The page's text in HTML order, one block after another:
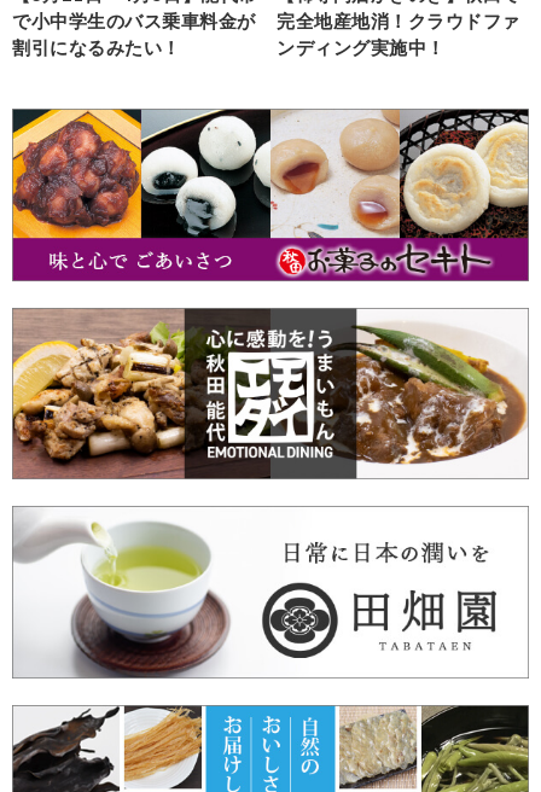
で小中学生のバス乗車料金が
割引になるみたい！
完全地産地消！クラウドファ
ンディング実施中！